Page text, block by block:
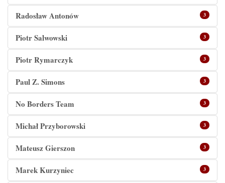
Radosław Antonów 3
Piotr Salwowski 3
Piotr Rymarczyk 3
Paul Z. Simons 3
No Borders Team 3
Michał Przyborowski 3
Mateusz Gierszon 3
Marek Kurzyniec 3